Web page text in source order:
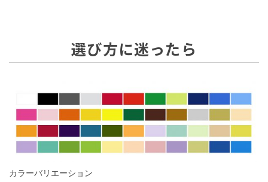
選び方に迷ったら
カラーバリエーション